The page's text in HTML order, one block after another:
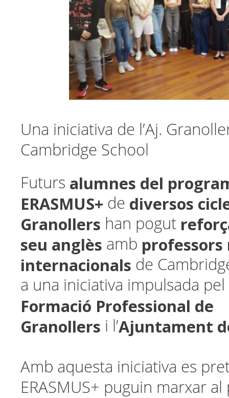
Una iniciativa de l’Aj.
Cambridge School
Futurs alumnes del
ERASMUS+ de diversos
Granollers han pogut
seu anglès amb professors
internacionals de
a una iniciativa impulsada pel
Formació Professional de
Granollers i l’Ajuntament
Amb aquesta iniciativa es
ERASMUS+ puguin marxar